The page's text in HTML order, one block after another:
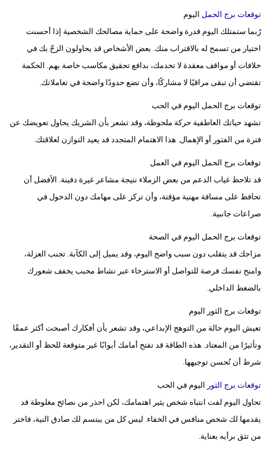
سيارات
توقعات برج الحمل اليوم
رُبما ستمتلك اليوم قدرة واضحة على حماية مصالحك الشخصية إذا أحسنت
اختيار من تسمح له بالاقتراب منك. بعض الأشخاص قد يحاولون الزجّ بك في
خلافات أو مواقف معقدة لا تخدمك، بدافع تحقيق مكاسب خاصة بهم. الحكمة
تقتضي أن تبقى مراقبًا لا مشاركًا، وأن تضع حدودًا واضحة في تعاملاتك.
توقعات برج الحمل اليوم في الحب
تشهد حياتك العاطفية حركة ملحوظة، وقد تشعر بأن الشريك يحاول تعويضك عن
فترة من الفتور أو الإهمال. هذا الاهتمام المتجدد قد يعيد التوازن لعلاقتك.
توقعات برج الحمل اليوم في العمل
قد تلاحظ غياب الدعم من بعض الزملاء نتيجة مشاعر غيرة دفينة. الأفضل أن
تحافظ على مسافة مهنية مؤقتة، وأن تركز على مهامك دون الدخول في
صراعات جانبية.
توقعات برج الحمل اليوم في الصحة
مزاجك قد يتقلب دون سبب واضح اليوم، وقد يميل إلى الكآبة. تجنب العزلة،
وامنح نفسك فرصة للتواصل أو الاسترخاء عبر نشاط محبب يخفف شعورك
بالضغط الداخلي.
توقعات برج الثور اليوم
تعيش اليوم حالة من التوهج الإبداعي، وقد تشعر بأن أفكارك أصبحت أكثر عمقًا
وتأثيرًا من المعتاد. هذه الطاقة قد تفتح أمامك أبوابًا غير متوقعة للحظ أو التقدير،
شرط أن تُحسن توجيهها.
توقعات برج الثور اليوم في الحب
تحاول اليوم لفت انتباه شخص يثير اهتمامك، لكن احذر من نصائح مغلوطة قد
يقدمها لك شخص منافس في الخفاء. ليس كل من يبتسم لك صادق النية، فاختر
من تثق برأيه بعناية.